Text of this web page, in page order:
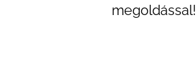
megoldással!